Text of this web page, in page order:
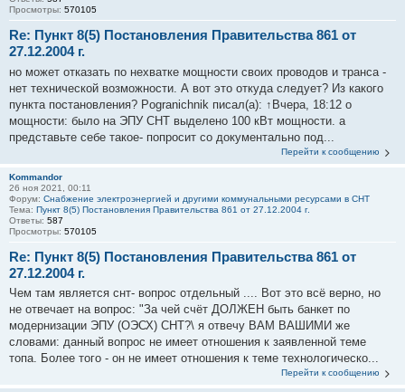
Просмотры: 570105
Re: Пункт 8(5) Постановления Правительства 861 от
27.12.2004 г.
но может отказать по нехватке мощности своих проводов и транса -
нет технической возможности. А вот это откуда следует? Из какого
пункта постановления? Pogranichnik писал(а): ↑Вчера, 18:12 о
мощности: было на ЭПУ СНТ выделено 100 кВт мощности. а
представьте себе такое- попросит со документально под...
Перейти к сообщению
Kommandor
26 ноя 2021, 00:11
Форум: Снабжение электроэнергией и другими коммунальными ресурсами в СНТ
Тема: Пункт 8(5) Постановления Правительства 861 от 27.12.2004 г.
Ответы: 587
Просмотры: 570105
Re: Пункт 8(5) Постановления Правительства 861 от
27.12.2004 г.
Чем там является снт- вопрос отдельный .... Вот это всё верно, но
не отвечает на вопрос: "За чей счёт ДОЛЖЕН быть банкет по
модернизации ЭПУ (ОЭСХ) СНТ?\ я отвечу ВАМ ВАШИМИ же
словами: данный вопрос не имеет отношения к заявленной теме
топа. Более того - он не имеет отношения к теме технологическо...
Перейти к сообщению